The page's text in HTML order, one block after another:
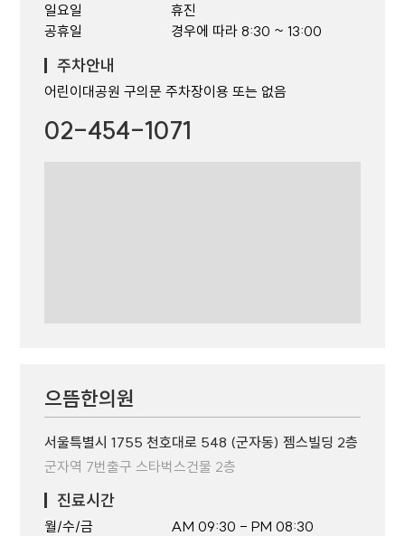
일요일
공휴일
휴진
경우에 따라 8:30 ~ 13:00
주차안내
어린이대공원 구의문 주차장이용 또는 없음
02-454-1071
으뜸한의원
서울특별시 1755 천호대로 548 (군자동) 젬스빌딩 2층
군자역 7번출구 스타벅스건물 2층
진료시간
월/수/금
AM 09:30 - PM 08:30